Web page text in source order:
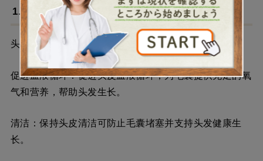
1.保持头发健康
头皮护理可维持健康的头皮环境并促进头发生长。
促进血液循环：促进头皮血液循环，为毛囊提供充足的氧
气和营养，帮助头发生长。
清洁：保持头皮清洁可防止毛囊堵塞并支持头发健康生
长。